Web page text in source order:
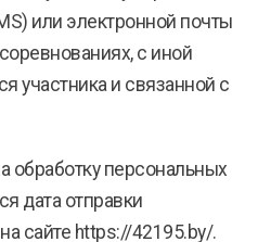
или электронной почты
с иной
участника и связанной с
обработку персональных
дата отправки
сайте https://42195.by/.